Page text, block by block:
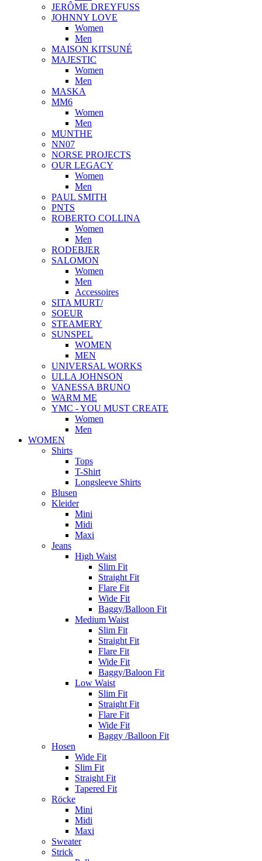
JERÔME DREYFUSS
JOHNNY LOVE
Women
Men
MAISON KITSUNÉ
MAJESTIC
Women
Men
MASKA
MM6
Women
Men
MUNTHE
NN07
NORSE PROJECTS
OUR LEGACY
Women
Men
PAUL SMITH
PNTS
ROBERTO COLLINA
Women
Men
RODEBJER
SALOMON
Women
Men
Accessoires
SITA MURT/
SOEUR
STEAMERY
SUNSPEL
WOMEN
MEN
UNIVERSAL WORKS
ULLA JOHNSON
VANESSA BRUNO
WARM ME
YMC - YOU MUST CREATE
Women
Men
WOMEN
Shirts
Tops
T-Shirt
Longsleeve Shirts
Blusen
Kleider
Mini
Midi
Maxi
Jeans
High Waist
Slim Fit
Straight Fit
Flare Fit
Wide Fit
Baggy/Balloon Fit
Medium Waist
Slim Fit
Straight Fit
Flare Fit
Wide Fit
Baggy/Baloon Fit
Low Waist
Slim Fit
Straight Fit
Flare Fit
Wide Fit
Baggy /Balloon Fit
Hosen
Wide Fit
Slim Fit
Straight Fit
Tapered Fit
Röcke
Mini
Midi
Maxi
Sweater
Strick